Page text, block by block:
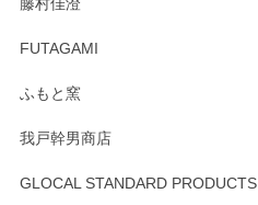
FUTAGAMI
ふもと窯
我戸幹男商店
GLOCAL STANDARD PRODUCTS